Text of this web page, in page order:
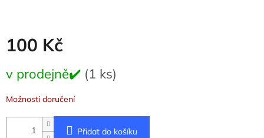
100 Kč
cena:
v prodejně✔️ (1 ks)
Možnosti doručení
Přidat do košíku